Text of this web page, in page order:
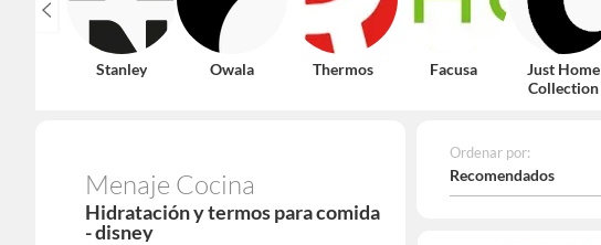
Stanley Owala Thermos Facusa
Just Home
Collection
Menaje Cocina
Hidratación y termos para comida
- disney
Ordenar por:
Recomendados